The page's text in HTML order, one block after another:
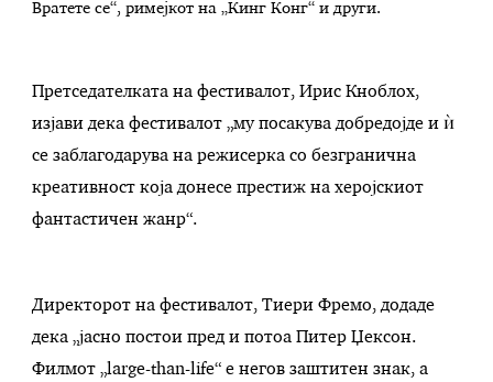
Вратете се“, римејкот на „Кинг Конг“ и други.
Претседателката на фестивалот, Ирис Кноблох,
изјави дека фестивалот „му посакува добредојде и ѝ
се заблагодарува на режисерка со безгранична
креативност која донесе престиж на херојскиот
фантастичен жанр“.
Директорот на фестивалот, Тиери Фремо, додаде
дека „јасно постои пред и потоа Питер Џексон.
Филмот „large-than-life“ е негов заштитен знак, а